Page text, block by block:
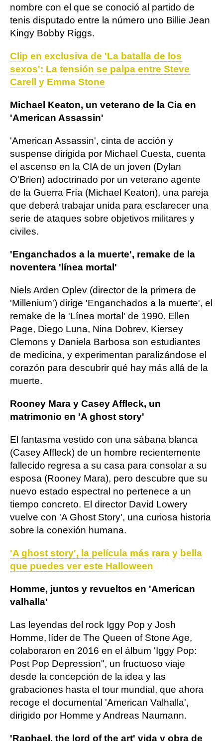
nombre con el que se conoció al partido de
tenis disputado entre la número uno Billie Jean
Kingy Bobby Riggs.
Clip en exclusiva de 'La batalla de los
sexos': La tensión se palpa entre Steve
Carell y Emma Stone
Michael Keaton, un veterano de la Cia en
'American Assassin'
'American Assassin', cinta de acción y
suspense dirigida por Michael Cuesta, cuenta
el ascenso en la CIA de un joven (Dylan
O'Brien) adoctrinado por un veterano agente
de la Guerra Fría (Michael Keaton), una pareja
que deberá trabajar unida para esclarecer una
serie de ataques sobre objetivos militares y
civiles.
'Enganchados a la muerte', remake de la
noventera 'línea mortal'
Niels Arden Oplev (director de la primera de
'Millenium') dirige 'Enganchados a la muerte', el
remake de la 'Línea mortal' de 1990. Ellen
Page, Diego Luna, Nina Dobrev, Kiersey
Clemons y Daniela Barbosa son estudiantes
de medicina, y experimentan paralizándose el
corazón para descubrir qué hay más allá de la
muerte.
Rooney Mara y Casey Affleck, un
matrimonio en 'A ghost story'
El fantasma vestido con una sábana blanca
(Casey Affleck) de un hombre recientemente
fallecido regresa a su casa para consolar a su
esposa (Rooney Mara), pero descubre que su
nuevo estado espectral no pertenece a un
tiempo concreto. El director David Lowery
vuelve con 'A Ghost Story', una curiosa historia
sobre la conexión humana.
'A ghost story', la película más rara y bella
que puedes ver este Halloween
Homme, juntos y revueltos en 'American
valhalla'
Las leyendas del rock Iggy Pop y Josh
Homme, líder de The Queen of Stone Age,
colaboraron en 2016 en el álbum 'Iggy Pop:
Post Pop Depression", un fructuoso viaje
desde la concepción de la idea y las
grabaciones hasta el tour mundial, que ahora
recoge el documental 'American Valhalla',
dirigido por Homme y Andreas Naumann.
'Raphael, the lord of the art' vida y obra de